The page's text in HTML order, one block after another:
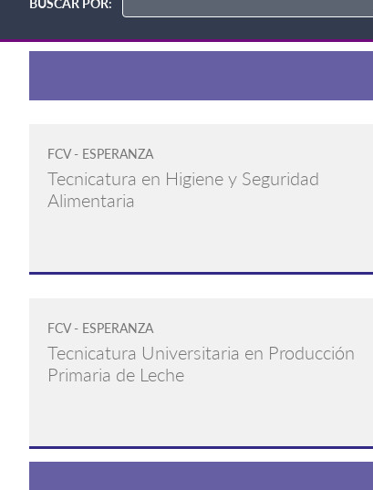
BUSCAR POR:
FCV - ESPERANZA
Tecnicatura en Higiene y Seguridad
Alimentaria
FCV - ESPERANZA
Tecnicatura Universitaria en Producción
Primaria de Leche